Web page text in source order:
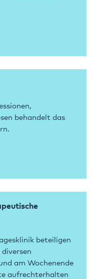
behandelt das
beteiligen
am Wochenende
aufrechterhalten